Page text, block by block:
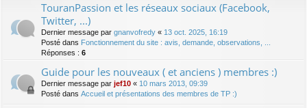
TouranPassion et les réseaux sociaux (Facebook,
Twitter, ...)
Dernier message par gnanvofredy « 13 oct. 2025, 16:19
Posté dans Fonctionnement du site : avis, demande, observations, ...
Réponses : 6
Guide pour les nouveaux ( et anciens ) membres :)
Dernier message par jef10 « 10 mars 2013, 09:39
Posté dans Accueil et présentations des membres de TP :)